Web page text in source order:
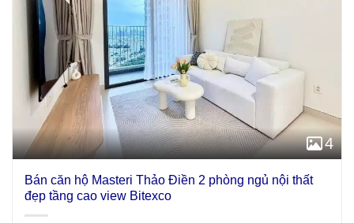
4
Bán căn hộ Masteri Thảo Điền 2 phòng ngủ nội thất
đẹp tầng cao view Bitexco